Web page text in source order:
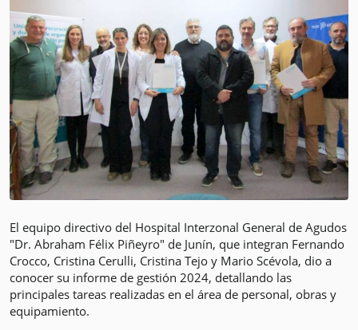
El equipo directivo del Hospital Interzonal General de Agudos
"Dr. Abraham Félix Piñeyro" de Junín, que integran Fernando
Crocco, Cristina Cerulli, Cristina Tejo y Mario Scévola, dio a
conocer su informe de gestión 2024, detallando las
principales tareas realizadas en el área de personal, obras y
equipamiento.